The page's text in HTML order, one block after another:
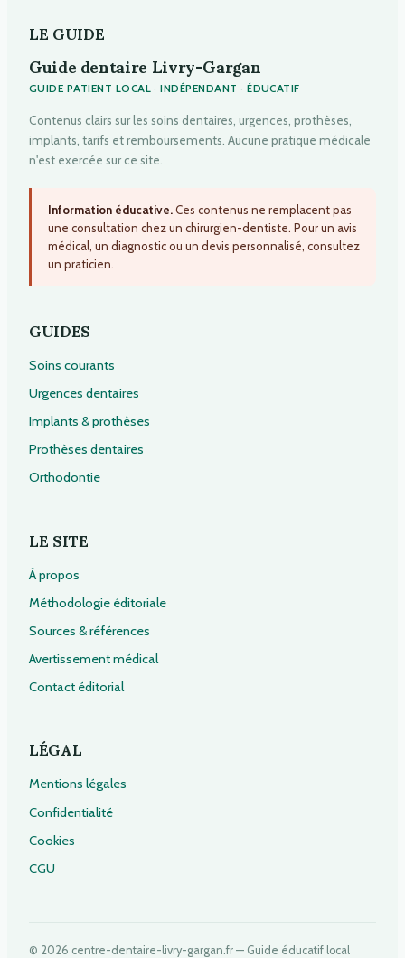
LE GUIDE
Guide dentaire Livry-Gargan
GUIDE PATIENT LOCAL · INDÉPENDANT · ÉDUCATIF
Contenus clairs sur les soins dentaires, urgences, prothèses,
implants, tarifs et remboursements. Aucune pratique médicale
n'est exercée sur ce site.
Information éducative.Ces contenus ne remplacent pas
une consultation chez un chirurgien-dentiste. Pour un avis
médical, un diagnostic ou un devis personnalisé, consultez
un praticien.
GUIDES
Soins courants
Urgences dentaires
Implants & prothèses
Prothèses dentaires
Orthodontie
LE SITE
À propos
Méthodologie éditoriale
Sources & références
Avertissement médical
Contact éditorial
LÉGAL
Mentions légales
Confidentialité
Cookies
CGU
© 2026 centre-dentaire-livry-gargan.fr — Guide éducatif local